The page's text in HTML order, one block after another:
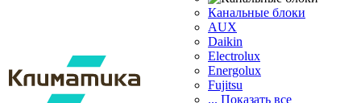
Канальные блоки
AUX
Dаikin
Electrolux
Energolux
Fujitsu
... Показать все